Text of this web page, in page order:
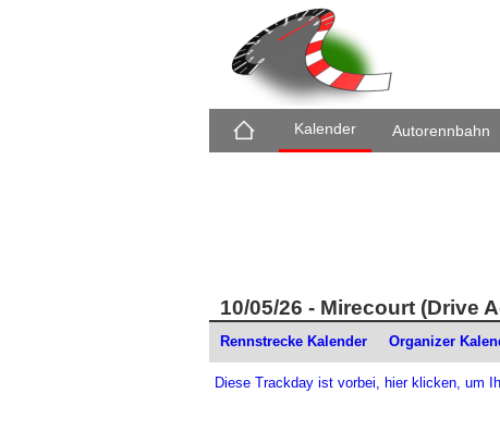
Kalender Autorennbahn
10/05/26 - Mirecourt (Drive
Rennstrecke Kalender Organizer
Diese Trackday ist vorbei, hier klicken, um